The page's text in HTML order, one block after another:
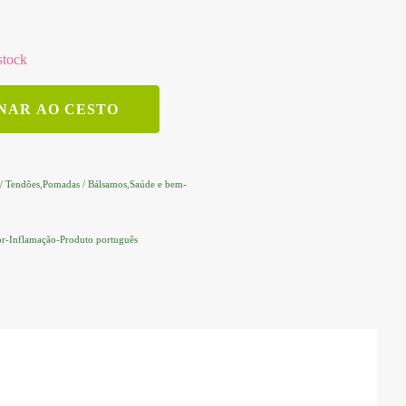
AO CESTO
Tendões Pomadas / Bálsamos Saúde e bem-
-Inflamação-Produto português